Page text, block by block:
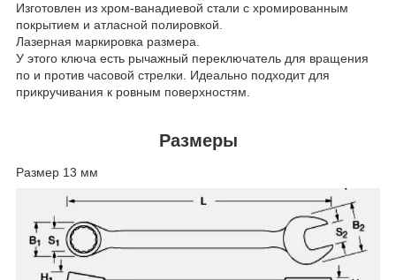
Изготовлен из хром-ванадиевой стали с хромированным
покрытием и атласной полировкой.
Лазерная маркировка размера.
У этого ключа есть рычажный переключатель для вращения
по и против часовой стрелки. Идеально подходит для
прикручивания к ровным поверхностям.
Размеры
Размер 13 мм